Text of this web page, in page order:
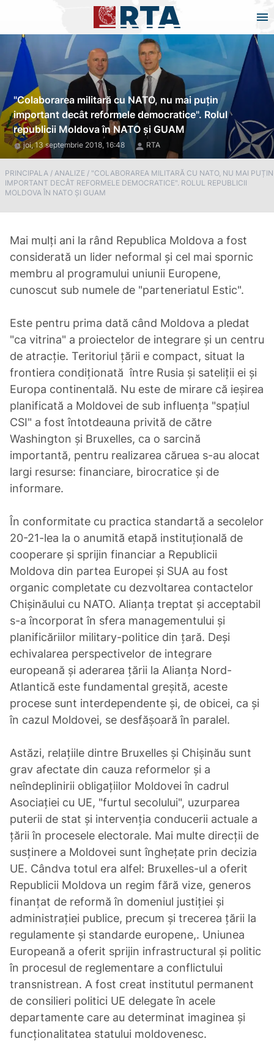
"Colaborarea militară cu NATO, nu mai puțin
important decât reformele democratice". Rolul
republicii Moldova în NATO și GUAM
joi, 13 septembrie 2018, 16:48 RTA
PRINCIPALA / ANALIZE / "COLABORAREA MILITARĂ CU NATO, NU MAI PUȚIN
IMPORTANT DECÂT REFORMELE DEMOCRATICE". ROLUL REPUBLICII
MOLDOVA ÎN NATO ȘI GUAM
Mai mulți ani la rând Republica Moldova a fost
considerată un lider neformal și cel mai spornic
membru al programului uniunii Europene,
cunoscut sub numele de "parteneriatul Estic".
Este pentru prima dată când Moldova a pledat
"ca vitrina" a proiectelor de integrare și un centru
de atracție. Teritoriul țării e compact, situat la
frontiera condiționată între Rusia și sateliții ei și
Europa continentală. Nu este de mirare că ieșirea
planificată a Moldovei de sub influența "spațiul
CSI" a fost întotdeauna privită de către
Washington și Bruxelles, ca o sarcină
importantă, pentru realizarea căruea s-au alocat
largi resurse: financiare, birocratice și de
informare.
În conformitate cu practica standartă a secolelor
20-21-lea la o anumită etapă instituțională de
cooperare și sprijin financiar a Republicii
Moldova din partea Europei și SUA au fost
organic completate cu dezvoltarea contactelor
Chișinăului cu NATO. Alianța treptat și acceptabil
s-a încorporat în sfera managementului și
planificăriilor military-politice din țară. Deși
echivalarea perspectivelor de integrare
europeană și aderarea țării la Alianța Nord-
Atlantică este fundamental greșită, aceste
procese sunt interdependente și, de obicei, ca și
în cazul Moldovei, se desfășoară în paralel.
Astăzi, relațiile dintre Bruxelles și Chișinău sunt
grav afectate din cauza reformelor și a
neîndeplinirii obligațiilor Moldovei în cadrul
Asociației cu UE, "furtul secolului", uzurparea
puterii de stat și intervenția conducerii actuale a
țării în procesele electorale. Mai multe direcții de
susținere a Moldovei sunt înghețate prin decizia
UE. Cândva totul era alfel: Bruxelles-ul a oferit
Republicii Moldova un regim fără vize, generos
finanțat de reformă în domeniul justiției și
administrației publice, precum și trecerea țării la
regulamente și standarde europene,. Uniunea
Europeană a oferit sprijin infrastructural și politic
în procesul de reglementare a conflictului
transnistrean. A fost creat institutul permanent
de consilieri politici UE delegate în acele
departamente care au determinat imaginea și
funcționalitatea statului moldovenesc.